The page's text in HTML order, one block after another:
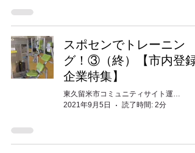
スポセンでトレーニン
グ！③（終）【市内登録
企業特集】
東久留米市コミュニティサイト運営委員会
2021年9月5日
読了時間: 2分